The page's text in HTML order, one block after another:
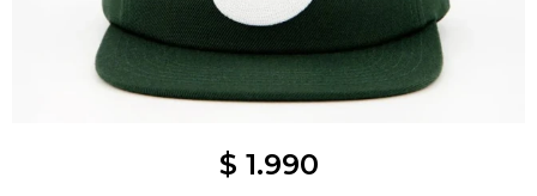
$ 1.990